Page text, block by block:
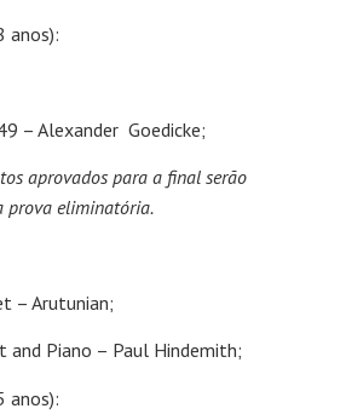
anos):
– Alexander Goedicke;
aprovados para a final serão
prova eliminatória.
– Arutunian;
and Piano – Paul Hindemith;
anos):